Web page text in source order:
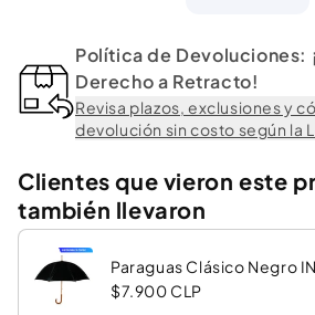
Política de Devoluciones:
Derecho a Retracto!
Revisa plazos, exclusiones y
devolución sin costo según la
Clientes que vieron este
también llevaron
Paraguas Clásico Negro
$7.900 CLP